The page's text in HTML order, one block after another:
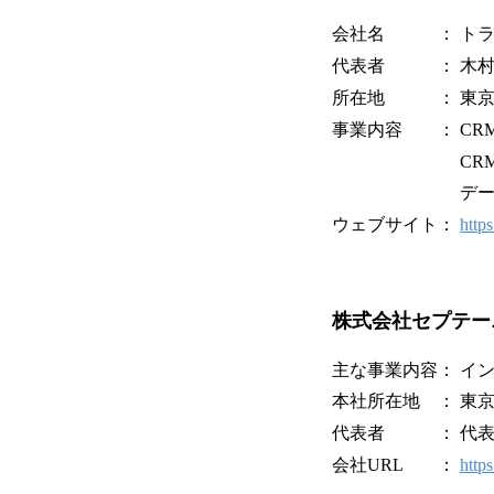
会社名 ： トラ
代表者 ： 木村
所在地 ： 東京都
事業内容 ： CRM
CRM領域にお
データを
ウェブサイト：
株式会社セプテ
主な事業内容： イ
本社所在地 ： 東京
代表者 ： 代表
会社URL ：